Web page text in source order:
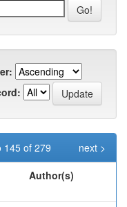
145 of 279
next >
Author(s)